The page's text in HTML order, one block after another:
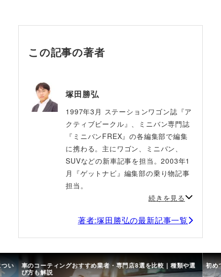
この記事の著者
塚田勝弘
1997年3月 ステーションワゴン誌『ア
クティブビークル』、ミニバン専門誌
『ミニバンFREX』の各編集部で編集
に携わる。主にワゴン、ミニバン、
SUVなどの新車記事を担当。2003年1
月『ゲットナビ』編集部の乗り物記事
担当。
続きを見る
著者:塚田勝弘の最新記事一覧
い 車のコーティングおすすめ業者・専門店8選を比較｜種類や選
び方も解説
初め